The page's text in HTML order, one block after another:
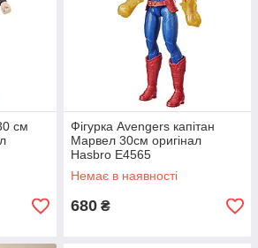
E5875AC2 Hasbro
є частиною нової лінійки
Series, іграшка з яскравим
срібними візерунками,
слотами на спині та
наших іграшок
см
Фігурка Avengers капітан
Марвел 30см оригінал
Hasbro E4565
Немає в наявності
680 ₴